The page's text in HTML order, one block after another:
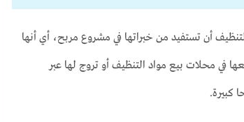
أن تستفيد من خبراتها في مشروع مربح، أي أنها
في محلات بيع مواد التنظيف أو تروج لها عبر
كبيرة.